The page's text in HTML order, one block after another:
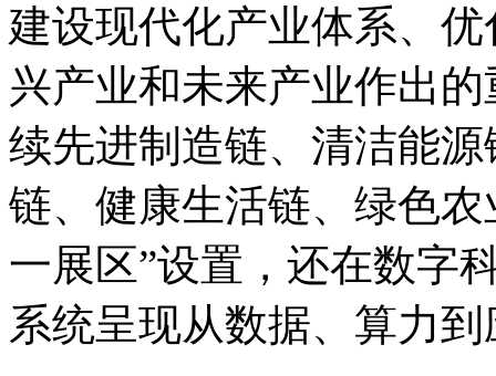
建设现代化产业体系、
兴产业和未来产业作出
续先进制造链、清洁能
链、健康生活链、绿色
一展区”设置，还在数字
系统呈现从数据、算力